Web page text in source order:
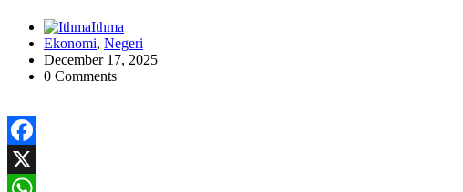
Ithma
Ekonomi, Negeri
December 17, 2025
0 Comments
Facebook
X